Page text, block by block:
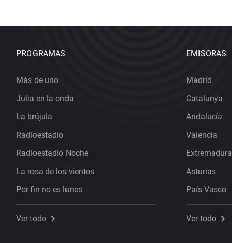
PROGRAMAS
Más de uno
Julia en la onda
La brújula
Radioestadio
Radioestadio Noche
La rosa de los vientos
Por fin no es lunes
Ver todo
EMISORAS
Madrid
Catalunya
Andalucía
Valencia
Extremadura
Asturias
País Vasco
Ver todo